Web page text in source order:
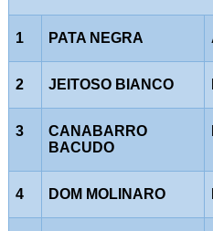
1 PATA NEGRA
2 JEITOSO BIANCO
3
CANABARRO
BACUDO
4 DOM MOLINARO